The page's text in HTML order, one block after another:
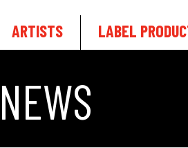
ARTISTS LABEL
NEWS